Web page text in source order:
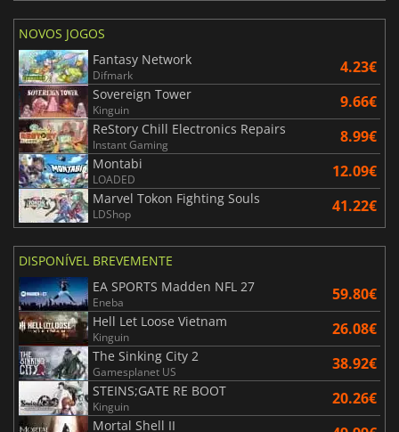
NOVOS JOGOS
Fantasy Network
Difmark 4.23€
Sovereign Tower
Kinguin 9.66€
ReStory Chill Electronics Repairs
Instant Gaming 8.99€
Montabi
LOADED 12.09€
Marvel Tokon Fighting Souls
LDShop 41.22€
DISPONÍVEL BREVEMENTE
EA SPORTS Madden NFL 27
Eneba 59.80€
Hell Let Loose Vietnam
Kinguin 26.08€
The Sinking City 2
Gamesplanet US 38.92€
STEINS;GATE RE BOOT
Kinguin 20.26€
Mortal Shell II